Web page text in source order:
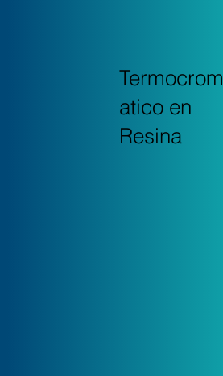
Termocrom
atico en
Resina